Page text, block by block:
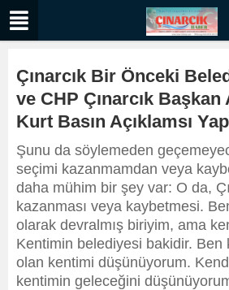
Çınarcık Bir Önceki
ve CHP Çınarcık Başkan
Kurt Basın Açıklamsı
Şunu da söylemeden
seçimi kazanmamdan veya
daha mühim bir şey var: O da,
kazanması veya kaybetmesi.
olarak devralmış biriyim, ama
Kentimin belediyesi bakidir. Ben
olan kentimi düşünüyorum.
kentimin geleceğini